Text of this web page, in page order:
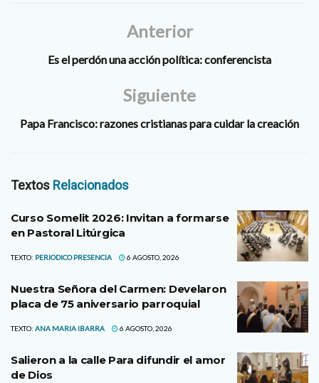
Anterior
Es el perdón una acción política: conferencista
Siguiente
Papa Francisco: razones cristianas para cuidar la creación
Textos Relacionados
Curso Somelit 2026: Invitan a formarse
en Pastoral Litúrgica
TEXTO: PERIODICO PRESENCIA 6 AGOSTO, 2026
Nuestra Señora del Carmen: Develaron
placa de 75 aniversario parroquial
TEXTO: ANA MARIA IBARRA 6 AGOSTO, 2026
Salieron a la calle Para difundir el amor
de Dios